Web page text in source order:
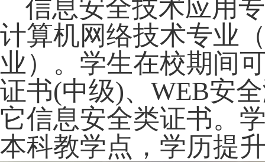
信息安全技术应用
计算机网络技术专业
业）。学生在校期间
证书(中级)、 WEB安
它信息安全类证书。
本科教学点，学历提